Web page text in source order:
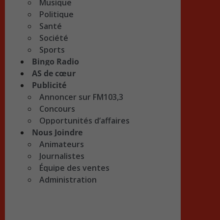
Musique
Politique
Santé
Société
Sports
Bingo Radio
AS de cœur
Publicité
Annoncer sur FM103,3
Concours
Opportunités d’affaires
Nous Joindre
Animateurs
Journalistes
Équipe des ventes
Administration